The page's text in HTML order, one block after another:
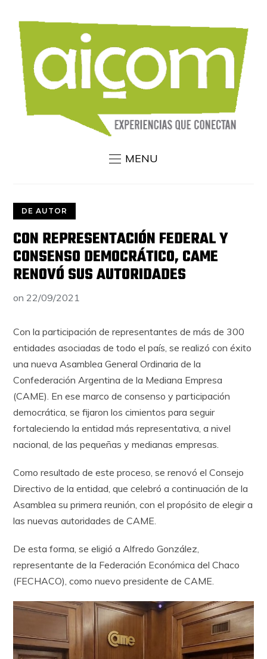
MENU
DE AUTOR
CON REPRESENTACIÓN FEDERAL Y
CONSENSO DEMOCRÁTICO, CAME
RENOVÓ SUS AUTORIDADES
on 22/09/2021
Con la participación de representantes de más de 300
entidades asociadas de todo el país, se realizó con éxito
una nueva Asamblea General Ordinaria de la
Confederación Argentina de la Mediana Empresa
(CAME). En ese marco de consenso y participación
democrática, se fijaron los cimientos para seguir
fortaleciendo la entidad más representativa, a nivel
nacional, de las pequeñas y medianas empresas.
Como resultado de este proceso, se renovó el Consejo
Directivo de la entidad, que celebró a continuación de la
Asamblea su primera reunión, con el propósito de elegir a
las nuevas autoridades de CAME.
De esta forma, se eligió a Alfredo González,
representante de la Federación Económica del Chaco
(FECHACO), como nuevo presidente de CAME.